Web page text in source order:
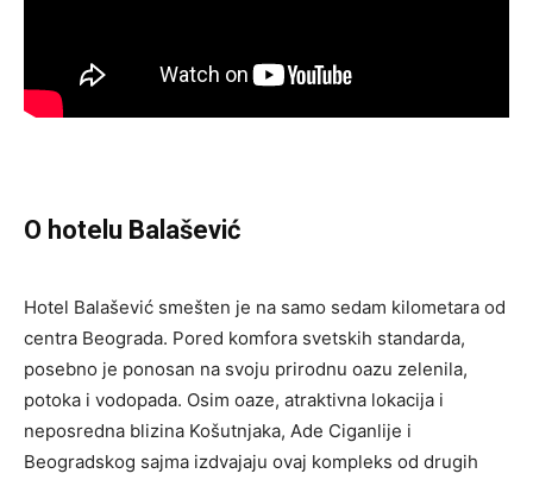
O hotelu Balašević
Hotel Balašević smešten je na samo sedam kilometara od
centra Beograda. Pored komfora svetskih standarda,
posebno je ponosan na svoju prirodnu oazu zelenila,
potoka i vodopada. Osim oaze, atraktivna lokacija i
neposredna blizina Košutnjaka, Ade Ciganlije i
Beogradskog sajma izdvajaju ovaj kompleks od drugih